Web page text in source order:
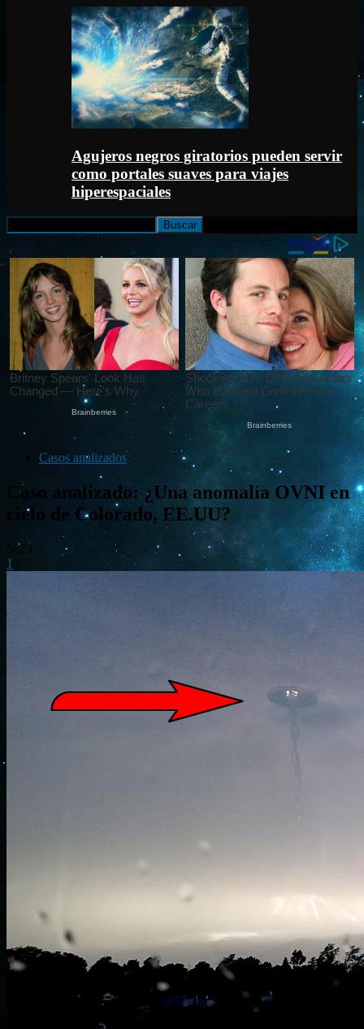
Agujeros negros giratorios pueden servir
como portales suaves para viajes
hiperespaciales
Casos analizados
Caso analizado: ¿Una anomalía OVNI en
cielo de Colorado, EE.UU?
5623
1